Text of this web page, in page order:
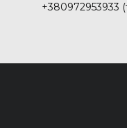
+380972953933